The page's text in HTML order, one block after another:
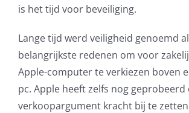
AVG
Office365
is het tijd voor beveiliging.
Lange tijd werd veiligheid genoemd
belangrijkste redenen om voor
Apple-computer te verkiezen boven
pc. Apple heeft zelfs nog
verkoopargument kracht bij te